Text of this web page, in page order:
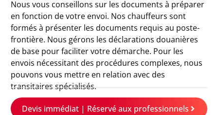
Nous vous conseillons sur les documents à préparer
en fonction de votre envoi. Nos chauffeurs sont
formés à présenter les documents requis au poste-
frontière. Nous gérons les déclarations douanières
de base pour faciliter votre démarche. Pour les
envois nécessitant des procédures complexes, nous
pouvons vous mettre en relation avec des
transitaires spécialisés.
Devis immédiat | Réservé aux professionnels